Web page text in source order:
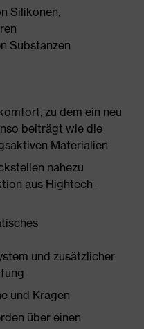
Silikonen,
Substanzen
zu dem ein neu
beiträgt wie die
Materialien
nahezu
aus Hightech-
und zusätzlicher
und Kragen
über einen